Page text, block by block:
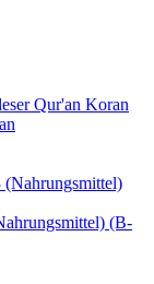
Koran
(B-